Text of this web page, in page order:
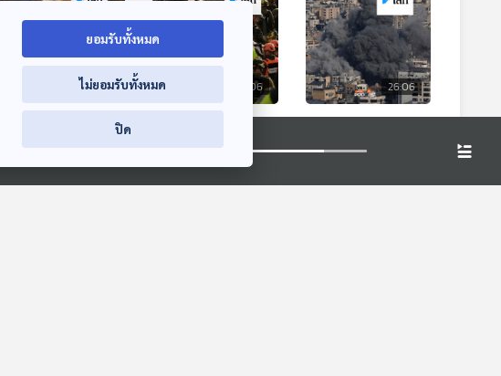
26:06
กระแส "พันช์คุง" บน
โลกออนไลน์
หน้าต่างโลก
26:06
ตะวันออกกลางยังระอุ
หลังสหรัฐฯ-อิสราเอล
ถล่มอิหร่าน
หน้าต่างโลก
26:06
สงครามในตะวันออ
อกกลางยืดเยื้อเข้าสู่
00:00:00
ยอมรับทั้งหมด
ไม่ยอมรับทั้งหมด
ปิด